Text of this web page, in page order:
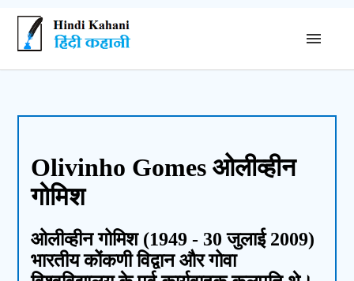
Olivinho Gomes ओलीव्हीन
गोमिश
ओलीव्हीन गोमिश (1949 - 30 जुलाई 2009)
भारतीय कोंकणी विद्वान और गोवा